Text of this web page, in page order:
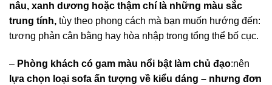
nâu, xanh dương hoặc thậm chí là những màu sắc
trung tính, tùy theo phong cách mà bạn muốn hướng đến:
tương phản cân bằng hay hòa nhập trong tổng thể bố cục.
– Phòng khách có gam màu nổi bật làm chủ đạo:nên
lựa chọn loại sofa ấn tượng về kiểu dáng – nhưng đơn